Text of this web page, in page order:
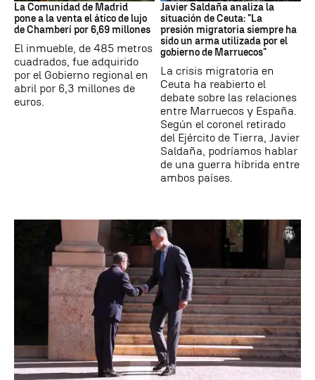
La Comunidad de Madrid
pone a la venta el ático de lujo
de Chamberí por 6,69 millones
El inmueble, de 485 metros
cuadrados, fue adquirido
por el Gobierno regional en
abril por 6,3 millones de
euros.
Javier Saldaña analiza la
situación de Ceuta: "La
presión migratoria siempre ha
sido un arma utilizada por el
gobierno de Marruecos"
La crisis migratoria en
Ceuta ha reabierto el
debate sobre las relaciones
entre Marruecos y España.
Según el coronel retirado
del Ejército de Tierra, Javier
Saldaña, podríamos hablar
de una guerra híbrida entre
ambos países.